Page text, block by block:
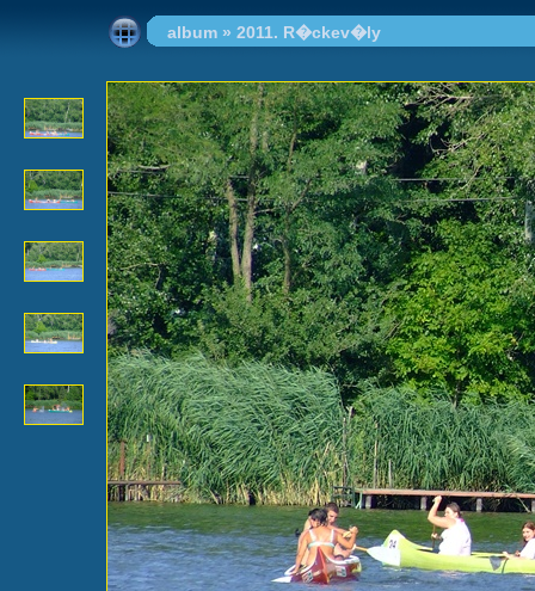
album » 2011. R�ckev�ly